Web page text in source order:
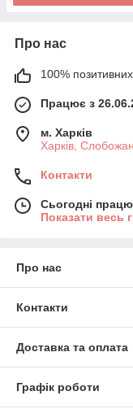
Про нас
100% позитивних
Працює з
м. Харків
Харків,
Контакти
Сьогодні
Показати весь
Про нас
Контакти
Доставка та оплата
Графік роботи